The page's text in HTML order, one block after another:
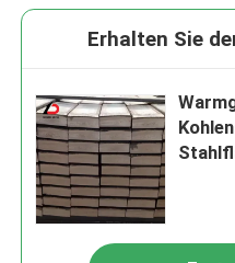
Erhalten Sie